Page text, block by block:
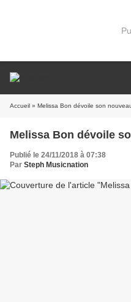
Accueil » Melissa Bon dévoile son
Melissa Bon dévoile
Publié le 24/11/2018 à 07:38
Par Steph Musicnation